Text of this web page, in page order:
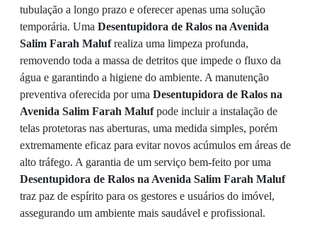
tubulação a longo prazo e oferecer apenas uma solução
temporária. Uma Desentupidora de Ralos na Avenida
Salim Farah Malufrealiza uma limpeza profunda,
removendo toda a massa de detritos que impede o fluxo da
água e garantindo a higiene do ambiente. A manutenção
preventiva oferecida por uma Desentupidora de Ralos na
Avenida Salim Farah Malufpode incluir a instalação de
telas protetoras nas aberturas, uma medida simples, porém
extremamente eficaz para evitar novos acúmulos em áreas de
alto tráfego. A garantia de um serviço bem-feito por uma
Desentupidora de Ralos na Avenida Salim Farah Maluf
traz paz de espírito para os gestores e usuários do imóvel,
assegurando um ambiente mais saudável e profissional.